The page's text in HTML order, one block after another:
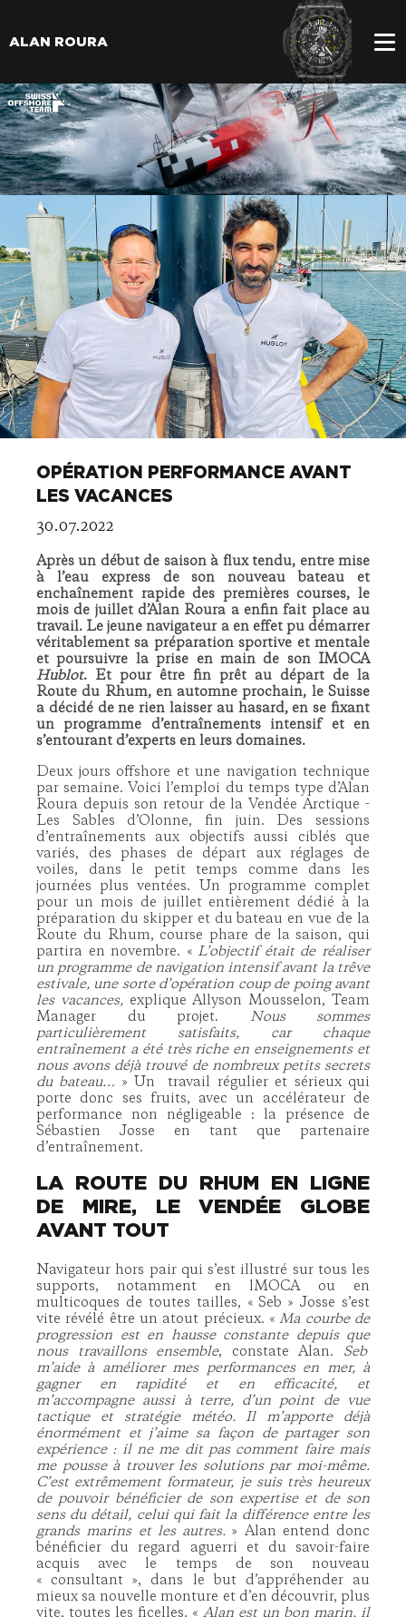
ALAN ROURA
OPÉRATION PERFORMANCE AVANT
LES VACANCES
30.07.2022
Après un début de saison à flux tendu, entre mise
à l’eau express de son nouveau bateau et
enchaînement rapide des premières courses, le
mois de juillet d’Alan Roura a enfin fait place au
travail. Le jeune navigateur a en effet pu démarrer
véritablement sa préparation sportive et mentale
et poursuivre la prise en main de son IMOCA
Hublot. Et pour être fin prêt au départ de la
Route du Rhum, en automne prochain, le Suisse
a décidé de ne rien laisser au hasard, en se fixant
un programme d’entraînements intensif et en
s’entourant d’experts en leurs domaines.
Deux jours offshore et une navigation technique
par semaine. Voici l’emploi du temps type d’Alan
Roura depuis son retour de la Vendée Arctique -
Les Sables d’Olonne, fin juin. Des sessions
d’entraînements aux objectifs aussi ciblés que
variés, des phases de départ aux réglages de
voiles, dans le petit temps comme dans les
journées plus ventées. Un programme complet
pour un mois de juillet entièrement dédié à la
préparation du skipper et du bateau en vue de la
Route du Rhum, course phare de la saison, qui
partira en novembre. « L’objectif était de réaliser
un programme de navigation intensif avant la trêve
estivale, une sorte d’opération coup de poing avant
les vacances, explique Allyson Mousselon, Team
Manager du projet. Nous sommes
particulièrement satisfaits, car chaque
entraînement a été très riche en enseignements et
nous avons déjà trouvé de nombreux petits secrets
du bateau… » Un
travail régulier et sérieux qui
porte donc ses fruits, avec un accélérateur de
performance non négligeable : la présence de
Sébastien Josse en tant que partenaire
d’entraînement.
LA ROUTE DU RHUM EN LIGNE
DE MIRE, LE VENDÉE GLOBE
AVANT TOUT
Navigateur hors pair qui s’est illustré sur tous les
supports, notamment en lMOCA ou en
multicoques de toutes tailles, « Seb » Josse s’est
vite révélé être un atout précieux. «Ma courbe de
progression est en hausse constante depuis que
nous travaillons ensemble, constate Alan. Seb
m’aide à améliorer mes performances en mer, à
gagner en rapidité et en efficacité, et
m’accompagne aussi à terre, d’un point de vue
tactique et stratégie météo. Il m’apporte déjà
énormément et j’aime sa façon de partager son
expérience : il ne me dit pas comment faire mais
me pousse à trouver les solutions par moi-même.
C’est extrêmement formateur, je suis très heureux
de pouvoir bénéficier de son expertise et de son
sens du détail, celui qui fait la différence entre les
grands marins et les autres. » Alan entend donc
bénéficier du regard aguerri et du savoir-faire
acquis avec le temps de son nouveau
« consultant », dans le but d’appréhender au
mieux sa nouvelle monture et d’en découvrir, plus
vite, toutes les ficelles. « Alan est un bon marin, il